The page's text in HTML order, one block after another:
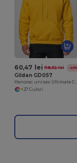
60,47 lei 118,32 lei -49%
Gildan GD057
Hanorac unisex
+27 Culori